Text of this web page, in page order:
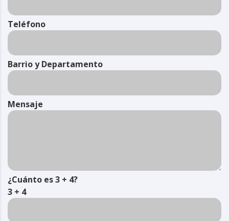
Teléfono
Barrio y Departamento
Mensaje
¿Cuánto es 3 + 4?
3 + 4